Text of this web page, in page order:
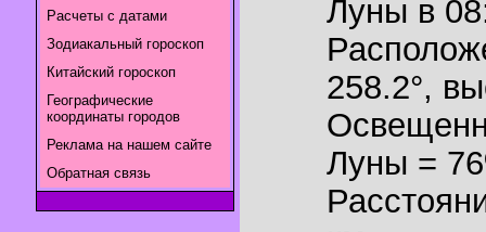
Расчеты с датами
Зодиакальный гороскоп
Китайский гороскоп
Географические
координаты городов
Реклама на нашем сайте
Обратная связь
Луны в
258.2°,
Луны =